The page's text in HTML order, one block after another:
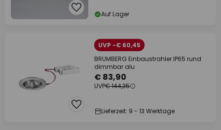
Auf Lager
UVP -€ 60,45
BRUMBERG Einbaustrahler IP65 rund
dimmbar alu
€ 83,90
UVP€ 144,35
Lieferzeit: 9 - 13 Werktage